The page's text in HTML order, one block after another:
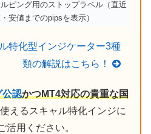
ピング用のストップラベル（直近
安値までのpipsを表示）
特化型インジケーター3種
類の解説はこちら！
公認かつMT4対応の貴重な国
えるスキャル特化インジに
活用ください。